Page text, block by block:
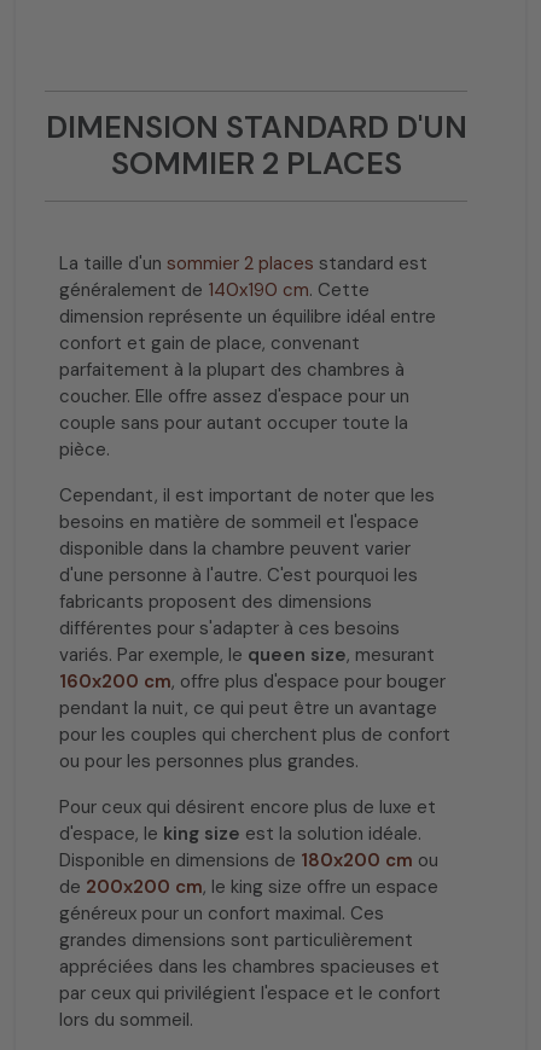
DIMENSION STANDARD D'UN
SOMMIER 2 PLACES
La taille d'un sommier 2 places standard est
généralement de 140x190 cm. Cette
dimension représente un équilibre idéal entre
confort et gain de place, convenant
parfaitement à la plupart des chambres à
coucher. Elle offre assez d'espace pour un
couple sans pour autant occuper toute la
pièce.
Cependant, il est important de noter que les
besoins en matière de sommeil et l'espace
disponible dans la chambre peuvent varier
d'une personne à l'autre. C'est pourquoi les
fabricants proposent des dimensions
différentes pour s'adapter à ces besoins
variés. Par exemple, le queen size, mesurant
160x200 cm, offre plus d'espace pour bouger
pendant la nuit, ce qui peut être un avantage
pour les couples qui cherchent plus de confort
ou pour les personnes plus grandes.
Pour ceux qui désirent encore plus de luxe et
d'espace, le king size est la solution idéale.
Disponible en dimensions de 180x200 cm ou
de 200x200 cm, le king size offre un espace
généreux pour un confort maximal. Ces
grandes dimensions sont particulièrement
appréciées dans les chambres spacieuses et
par ceux qui privilégient l'espace et le confort
lors du sommeil.